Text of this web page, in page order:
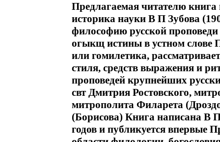
Предлагаемая читателю
историка науки В П Зубова
философию русской
огыкщ истины в устном слове
или гомилетика,
стиля, средств выражения и
проповедей крупнейших
свт Дмитрия Ростовского,
митрополита Филарета
(Борисова) Книга написана В
годов и публикуется впервые